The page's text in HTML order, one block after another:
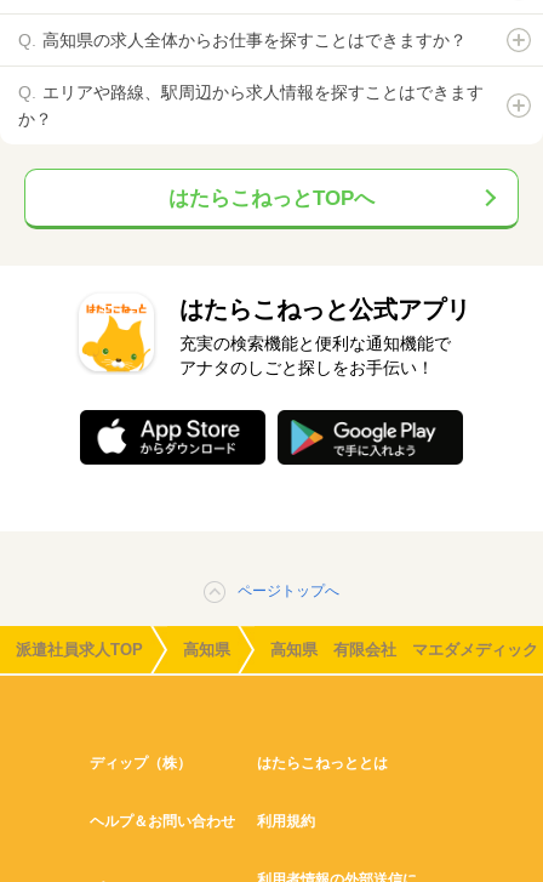
高知県の求人全体からお仕事を探すことはできますか？
エリアや路線、駅周辺から求人情報を探すことはできます
か？
はたらこねっとTOPへ
はたらこねっと公式アプリ
充実の検索機能と便利な通知機能で
アナタのしごと探しをお手伝い！
ページトップへ
派遣社員求人TOP 高知県 高知県 有限会社 マエダメディッ
ディップ（株） はたらこねっととは
ヘルプ＆お問い合わせ 利用規約